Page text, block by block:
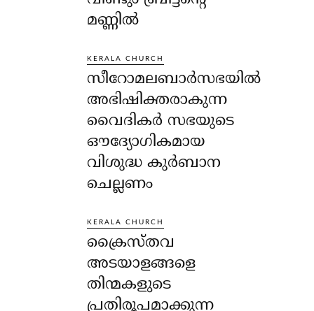
മണ്ണിൽ
KERALA CHURCH
സീറോമലബാർസഭയിൽ
അഭിഷിക്തരാകുന്ന
വൈദികർ സഭയുടെ
ഔദ്യോഗികമായ
വിശുദ്ധ കുർബാന
ചെല്ലണം
KERALA CHURCH
ക്രൈസ്തവ
അടയാളങ്ങളെ
തിന്മകളുടെ
പ്രതിരൂപമാക്കുന്ന